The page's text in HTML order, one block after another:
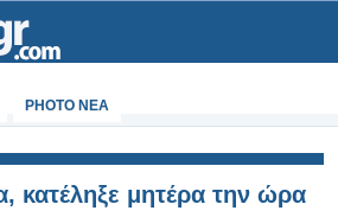
PHOTO NEA
κατέληξε μητέρα την ώρα